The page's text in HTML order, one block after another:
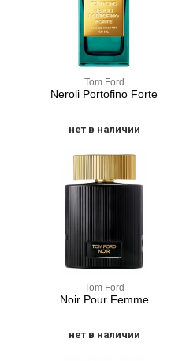
Tom Ford
Neroli Portofino Forte
нет в наличии
Tom Ford
Noir Pour Femme
нет в наличии